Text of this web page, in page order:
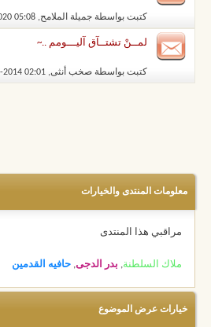
كتبت بواسطة جميلة الملامح‏, 08-08-2020 05:08 PM
لمــنْ تشتــآق آليـــومم ..~
كتبت بواسطة صخب أنثى‏, 12-09-2014 02:01 AM
معلومات المنتدى والخيارات
مراقبي هذا المنتدى
ملاك السلطنة, بدر الدجى, حافيه القدمين
خيارات عرض الموضوع